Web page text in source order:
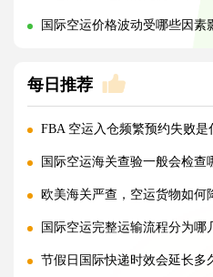
国际空运价格波动受哪些因素影
每日推荐
FBA 空运入仓频繁预约失败是什
国际空运海关查验一般会检查哪
欧美海关严查，空运货物如何
国际空运完整运输流程分为哪几个
节假日国际快递时效会延长多